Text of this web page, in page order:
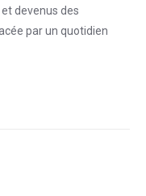
devenus des
par un quotidien